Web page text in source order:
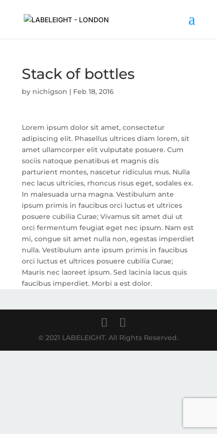
Stack of bottles
by nichigson | Feb 18, 2016
Lorem ipsum dolor sit amet, consectetur
adipiscing elit. Phasellus ultrices diam lorem, sit
amet ullamcorper elit vulputate posuere. Cum
sociis natoque penatibus et magnis dis
parturient montes, nascetur ridiculus mus. Nulla
nec lacus ultricies, rhoncus risus eget, sodales ex.
In malesuada urna magna. Vestibulum ante
ipsum primis in faucibus orci luctus et ultrices
posuere cubilia Curae; Vivamus sit amet dui ut
orci fermentum feugiat eget nec ipsum. Nam est
mi, congue sit amet nulla non, egestas imperdiet
nulla. Vestibulum ante ipsum primis in faucibus
orci luctus et ultrices posuere cubilia Curae;
Mauris nec laoreet ipsum. Sed lacinia lacus quis
faucibus imperdiet. Morbi a est dolor.
© 2021 LABELEIGHT. All Rights Reserved.